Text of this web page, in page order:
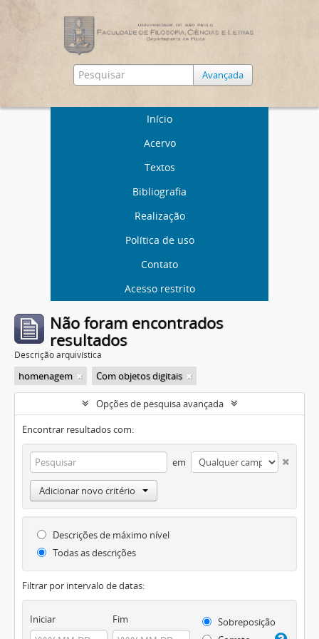
Avançada
Início
Acervo
Textos
Bibliografia
Realização
Política de uso
Contato
Acesso restrito
Não foram encontrados
resultados
Descrição arquivística
homenagem Com objetos digitais
Opções de pesquisa avançada
Encontrar resultados com:
em
Adicionar novo critério
Descrições de máximo nível
Todas as descrições
Filtrar por intervalo de datas:
Iniciar Fim
Sobreposição